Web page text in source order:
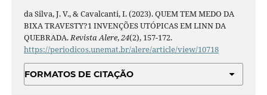
da Silva, J. V., & Cavalcanti, I. (2023). QUEM TEM MEDO DA
BIXA TRAVESTY?1 INVENÇÕES UTÓPICAS EM LINN DA
QUEBRADA.Revista Alere,24(2), 157-172.
https://periodicos.unemat.br/alere/article/view/10718
FORMATOS DE CITAÇÃO